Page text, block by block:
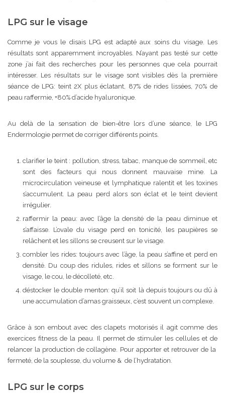
LPG sur le visage
Comme je vous le disais LPG est adapté aux soins du visage. Les
résultats sont apparemment incroyables. N’ayant pas testé sur cette
zone j’ai fait des recherches pour les personnes que cela pourrait
intéresser. Les résultats sur le visage sont visibles dès la première
séance de LPG: teint 2X plus éclatant, 87% de rides lissées, 70% de
peau raffermie, +80% d’acide hyaluronique.
Au delà de la sensation de bien-être lors d’une séance, le LPG
Endermologie permet de corriger différents points.
clarifier le teint : pollution, stress, tabac, manque de sommeil, etc
sont des facteurs qui nous donnent mauvaise mine. La
microcirculation veineuse et lymphatique ralentit et les toxines
s’accumulent. La peau perd alors son éclat et le teint devient
irrégulier.
raffermir la peau: avec l’âge la densité de la peau diminue et
s’affaisse. L’ovale du visage perd en tonicité, les paupières se
relâchent et les sillons se creusent sur le visage.
combler les rides: toujours avec l’âge, la peau s’affine et perd en
densité. Du coup des ridules, rides et sillons se forment sur le
visage, le cou, le décolleté, etc.
déstocker le double menton: qu’il soit là depuis toujours ou dû à
une accumulation d’amas graisseux, c’est souvent un complexe.
Grâce à son embout avec des clapets motorisés il agit comme des
exercices fitness de la peau. Il permet de stimuler les cellules et de
relancer la production de collagène. Pour apporter et retrouver de la
fermeté, de la souplesse, du volume & de l’hydratation.
LPG sur le corps